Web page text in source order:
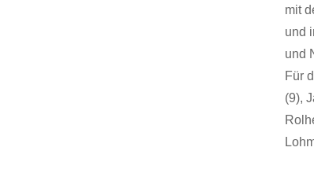
mit
und
und
Für
(9),